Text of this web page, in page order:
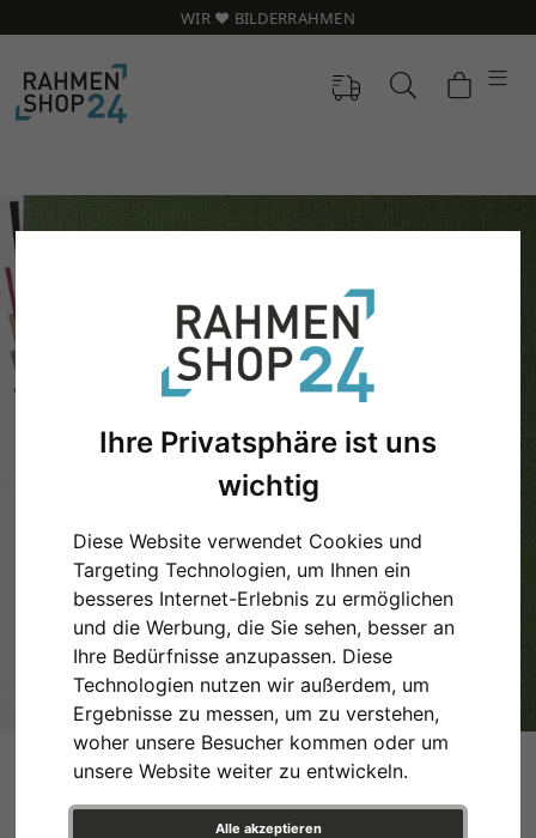
Ihre Privatsphäre ist uns
wichtig
Diese Website verwendet Cookies und
Targeting Technologien, um Ihnen ein
besseres Internet-Erlebnis zu ermöglichen
und die Werbung, die Sie sehen, besser an
Ihre Bedürfnisse anzupassen. Diese
Technologien nutzen wir außerdem, um
Ergebnisse zu messen, um zu verstehen,
woher unsere Besucher kommen oder um
unsere Website weiter zu entwickeln.
Alle akzeptieren
WIR ❤️ BILDERRAHMEN